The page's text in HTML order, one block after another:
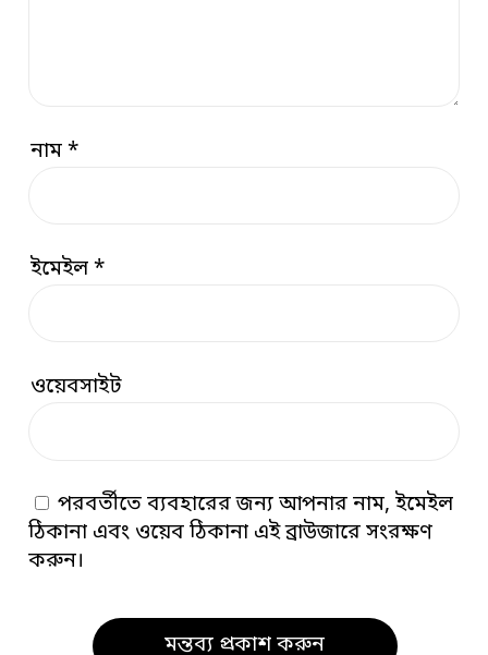
নাম*
ইমেইল*
ওয়েবসাইট
পরবর্তীতে ব্যবহারের জন্য আপনার নাম, ইমেইল
ঠিকানা এবং ওয়েব ঠিকানা এই ব্রাউজারে সংরক্ষণ
করুন।